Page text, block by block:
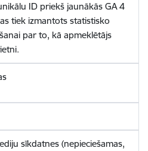
ID priekš jaunākās GA 4
tiek izmantots statistisko
par to, kā apmeklētājs
sīkdatnes (nepieciešamas,